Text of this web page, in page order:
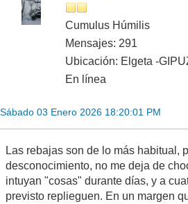
Cumulus Húmilis
Mensajes: 291
Ubicación: Elgeta -
En línea
Sábado 03 Enero 2026 18:20:01 PM
Las rebajas son de lo más habitual,
desconocimiento, no me deja de
intuyan "cosas" durante días, y a
previsto replieguen. En un margen